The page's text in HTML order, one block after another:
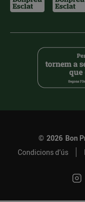
© 2026 Bon
Condicions d’ús